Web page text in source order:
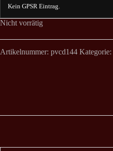
Kein GPSR Eintrag.
Nicht vorrätig
Artikelnummer: pvcd144 Kategorie: